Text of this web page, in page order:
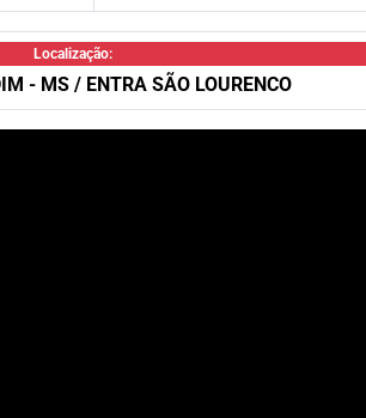
Localização:
- MS / ENTRA SÃO LOURENCO